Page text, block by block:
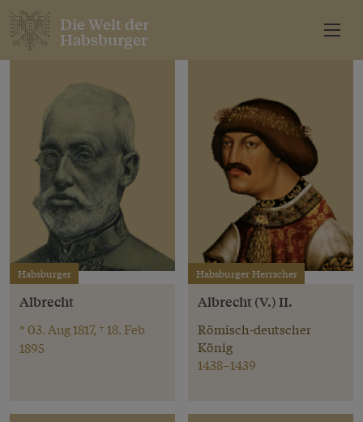
Die Welt der
Habsburger
Habsburger
Albrecht
* 03. Aug 1817, † 18. Feb
1895
Habsburger Herrscher
Albrecht (V.) II.
Römisch-deutscher
König
1438–1439